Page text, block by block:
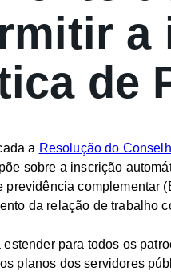
a
de
a Resolução do
sobre a inscrição
previdência complementar
da relação de trabalho
para todos os
planos dos servidores